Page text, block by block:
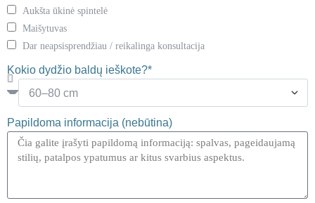
Aukšta ūkinė spintelė
Maišytuvas
Dar neapsisprendžiau / reikalinga konsultacija
Kokio dydžio baldų ieškote?*
Papildoma informacija (nebūtina)